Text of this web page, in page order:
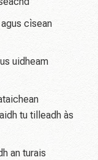
cìsean
uidheam
tu tilleadh às
an turais